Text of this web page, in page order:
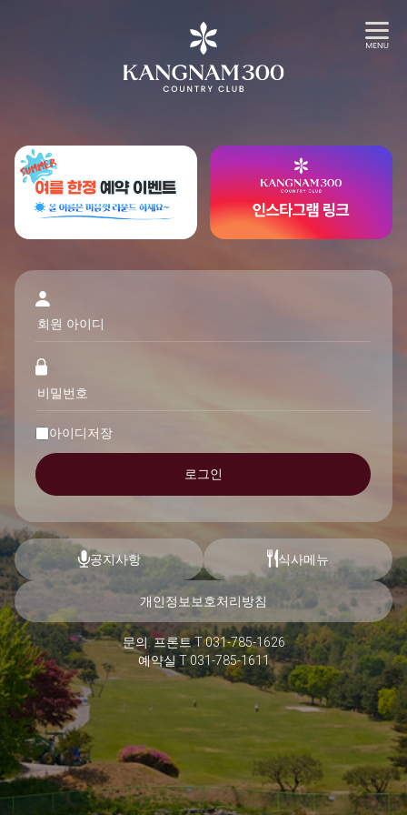
아이디저장
로그인
공지사항 식사메뉴
개인정보보호처리방침
문의. 프론트 T 031-785-1626
예약실 T 031-785-1611